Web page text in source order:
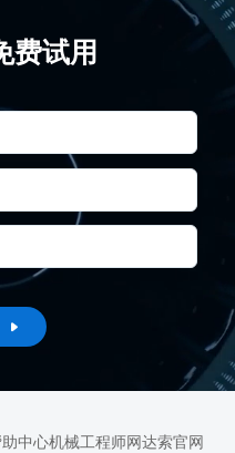
费试用

中心机械工程师网达索官网